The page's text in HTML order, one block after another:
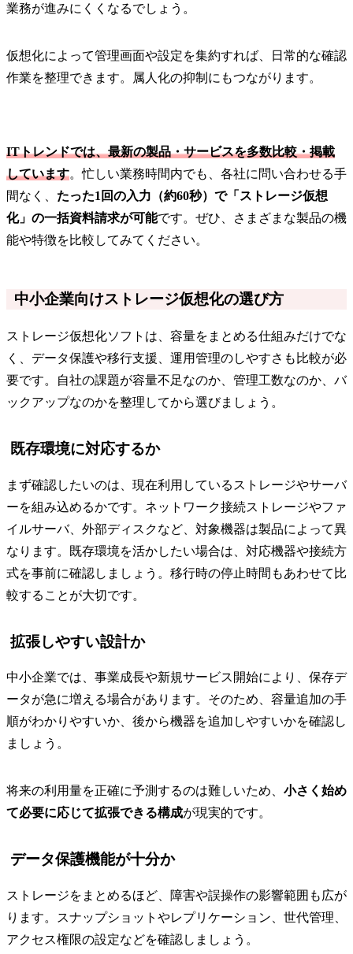
業務が進みにくくなるでしょう。
仮想化によって管理画面や設定を集約すれば、日常的な確認
作業を整理できます。属人化の抑制にもつながります。
ITトレンドでは、最新の製品・サービスを多数比較・掲載
しています。忙しい業務時間内でも、各社に問い合わせる手
間なく、 たった1回の入力（約60秒）で「ストレージ仮想
化」の一括資料請求が可能です。ぜひ、さまざまな製品の機
能や特徴を比較してみてください。
中小企業向けストレージ仮想化の選び方
ストレージ仮想化ソフトは、容量をまとめる仕組みだけでな
く、データ保護や移行支援、運用管理のしやすさも比較が必
要です。自社の課題が容量不足なのか、管理工数なのか、バ
ックアップなのかを整理してから選びましょう。
既存環境に対応するか
まず確認したいのは、現在利用しているストレージやサーバ
ーを組み込めるかです。ネットワーク接続ストレージやファ
イルサーバ、外部ディスクなど、対象機器は製品によって異
なります。既存環境を活かしたい場合は、対応機器や接続方
式を事前に確認しましょう。移行時の停止時間もあわせて比
較することが大切です。
拡張しやすい設計か
中小企業では、事業成長や新規サービス開始により、保存デ
ータが急に増える場合があります。そのため、容量追加の手
順がわかりやすいか、後から機器を追加しやすいかを確認し
ましょう。
将来の利用量を正確に予測するのは難しいため、 小さく始め
て必要に応じて拡張できる構成が現実的です。
データ保護機能が十分か
ストレージをまとめるほど、障害や誤操作の影響範囲も広が
ります。スナップショットやレプリケーション、世代管理、
アクセス権限の設定などを確認しましょう。